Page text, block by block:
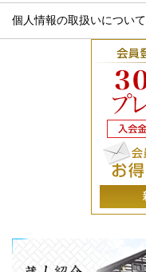
個人情報の取扱いについて